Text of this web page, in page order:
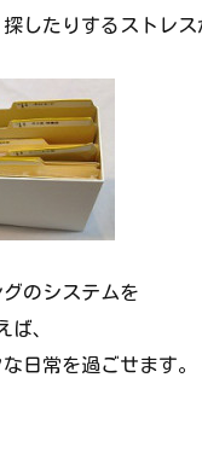
したりするストレス
のシステムを
ば、
日常を過ごせます。